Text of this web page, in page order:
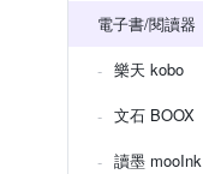
電子書/閱讀器
樂天 kobo
文石 BOOX
讀墨 mooInk